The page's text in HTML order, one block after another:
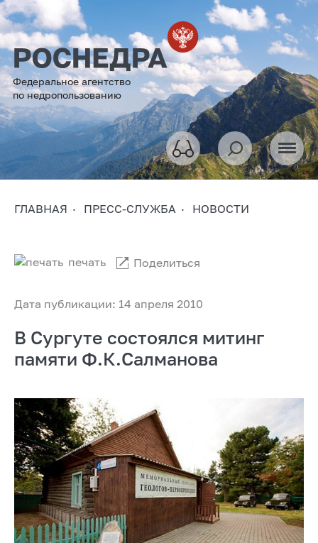
Федеральное агентство
по недропользованию
ГЛАВНАЯ ПРЕСС-СЛУЖБА НОВОСТИ
Дата публикации: 14 апреля 2010
печать Поделиться
В Сургуте состоялся митинг
памяти Ф.К.Салманова